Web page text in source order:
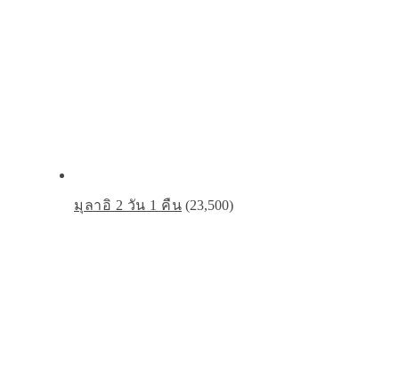
มุลาอิ 2 วัน 1 คืน (23,500)